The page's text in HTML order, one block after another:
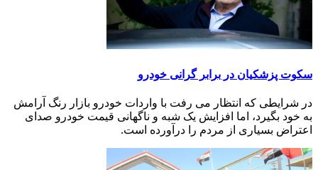
سکوت پزشکیان در برابر گرانی خودرو
در شرایطی که انتظار می رفت با واردات خودرو بازار رنگ آرامش
به خود بگیرد، اما افزایش یک شبه و ناگهانی قیمت خودرو صدای
اعتراض بسیاری از مردم را درآورده است.